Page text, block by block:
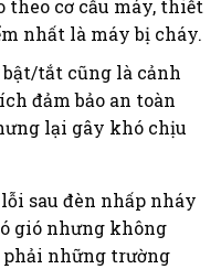
cơ cấu máy, thiết
nhất là máy bị cháy.
tắt cũng là cảnh
đảm bảo an toàn
lại gây khó chịu
sau đèn nhấp nháy
gió nhưng không
những trường